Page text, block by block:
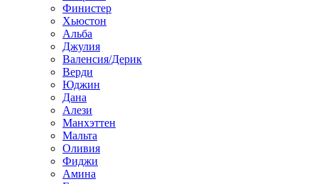
Финистер
Хьюстон
Альба
Джулия
Валенсия/Дерик
Верди
Юджин
Дана
Алези
Манхэттен
Мальта
Оливия
Фиджи
Амина